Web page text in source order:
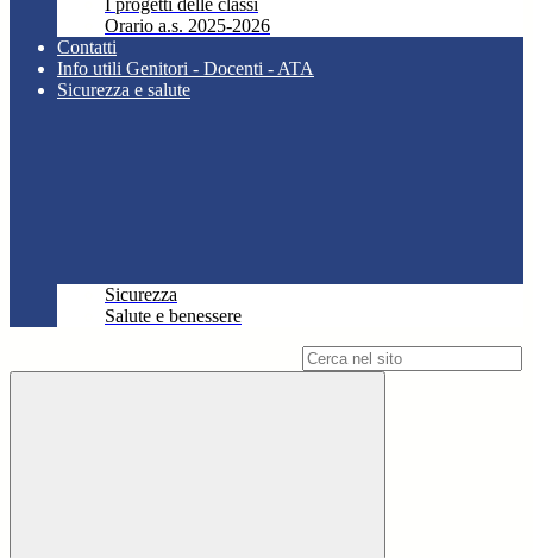
I progetti delle classi
Orario a.s. 2025-2026
Contatti
Info utili Genitori - Docenti - ATA
Sicurezza e salute
Sicurezza
Salute e benessere